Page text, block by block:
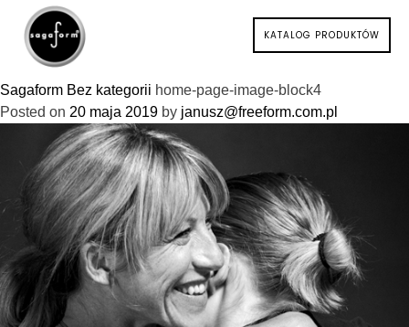
KATALOG PRODUKTÓW
Sagaform Bez kategorii home-page-image-block4
Posted on 20 maja 2019 by janusz@freeform.com.pl